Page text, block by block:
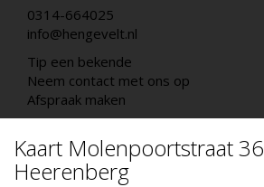
0314-664025
info@hengevelt.nl
Tip een bekende
Neem contact met ons op
Afspraak maken
Kaart Molenpoortstraat 36
Heerenberg